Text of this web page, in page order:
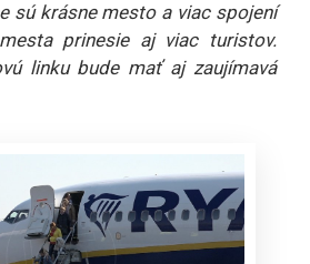
sú krásne mesto a viac spojení
prinesie aj viac turistov.
linku bude mať aj zaujímavá